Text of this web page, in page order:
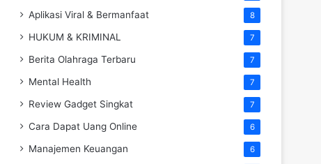
Aplikasi Viral & Bermanfaat 8
HUKUM & KRIMINAL 7
Berita Olahraga Terbaru 7
Mental Health 7
Review Gadget Singkat 7
Cara Dapat Uang Online 6
Manajemen Keuangan 6